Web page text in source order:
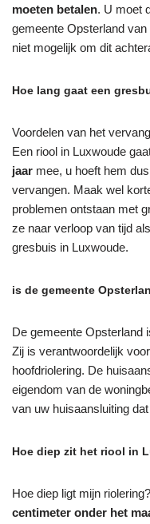
moeten betalen. U moet
gemeente Opsterland
niet mogelijk om dit
Hoe lang gaat een
Voordelen van het
Een riool in Luxwoude
jaar mee, u hoeft hem
vervangen. Maak wel
problemen ontstaan met
ze naar verloop van tijd
gresbuis in Luxwoude.
is de gemeente
De gemeente Opsterland
Zij is verantwoordelijk
hoofdriolering. De
eigendom van de
van uw huisaansluiting
Hoe diep zit het riool in
Hoe diep ligt mijn riolering?
centimeter onder het